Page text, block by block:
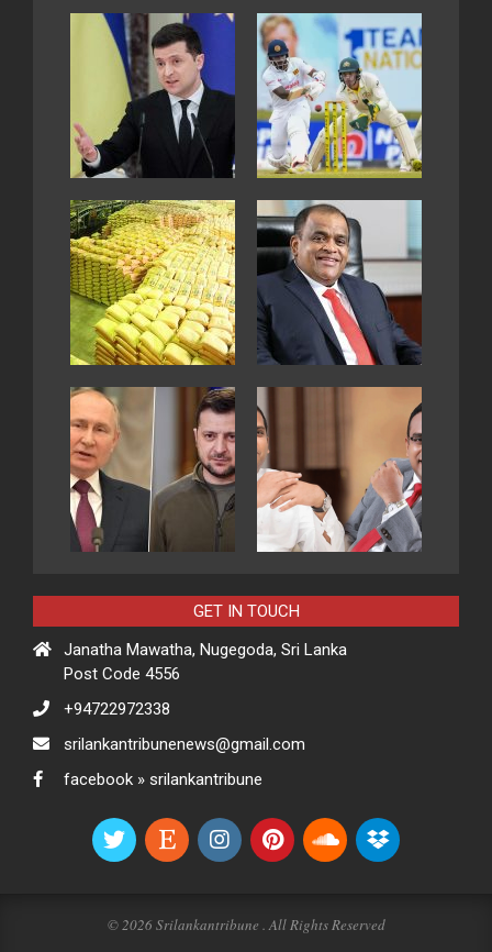
GET IN TOUCH
Janatha Mawatha, Nugegoda, Sri Lanka
Post Code 4556
+94722972338
srilankantribunenews@gmail.com
facebook » srilankantribune
© 2026 Srilankantribune . All Rights Reserved